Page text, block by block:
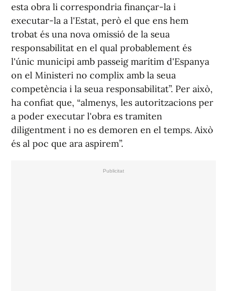
esta obra li correspondria finançar-la i
executar-la a l'Estat, però el que ens hem
trobat és una nova omissió de la seua
responsabilitat en el qual probablement és
l'únic municipi amb passeig marítim d'Espanya
on el Ministeri no complix amb la seua
competència i la seua responsabilitat”. Per això,
ha confiat que, “almenys, les autoritzacions per
a poder executar l'obra es tramiten
diligentment i no es demoren en el temps. Això
és al poc que ara aspirem”.